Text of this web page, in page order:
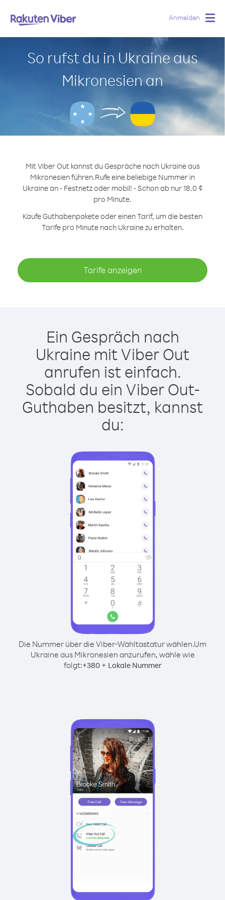
Anmelden
So rufst du in Ukraine aus
Mikronesien an
Mit Viber Out kannst du Gespräche nach Ukraine aus
Mikronesien führen.Rufe eine beliebige Nummer in
Ukraine an - Festnetz oder mobil! - Schon ab nur 18.0 ¢
pro Minute.
Kaufe Guthabenpakete oder einen Tarif, um die besten
Tarife pro Minute nach Ukraine zu erhalten.
Tarife anzeigen
Ein Gespräch nach
Ukraine mit Viber Out
anrufen ist einfach.
Sobald du ein Viber Out-
Guthaben besitzt, kannst
du:
Die Nummer über die Viber-Wähltastatur wählen.Um
Ukraine aus Mikronesien anzurufen, wähle wie
folgt:+380+ Lokale Nummer